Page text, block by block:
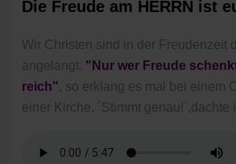
Die Freude am HERRN ist
Wir Christen sind in der Freudenzeit
angelangt. "Nur wer Freude
reich", so erklang es mal bei einem
einer Kirche. ´Stimmt genau!`,dachte